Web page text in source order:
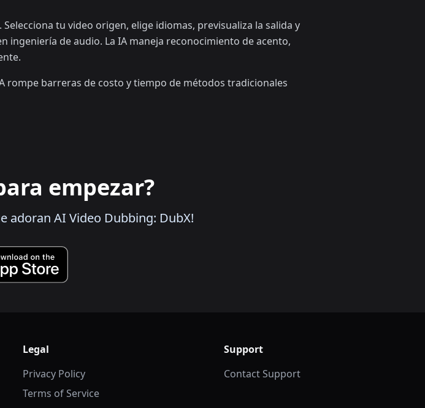
tu video origen, elige idiomas, previsualiza la salida y
ingeniería de audio. La IA maneja reconocimiento de acento,
rompe barreras de costo y tiempo de métodos tradicionales
empezar?
adoran AI Video Dubbing: DubX!
Legal
Privacy Policy
Terms of Service
Support
Contact Support